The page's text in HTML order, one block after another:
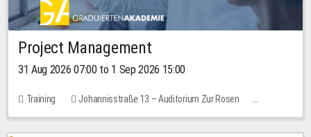
Project Management
31 Aug 2026 07:00 to 1 Sep 2026 15:00
Training
Johannisstraße 13 – Auditorium Zur Rosen
No free places
30.00 EUR